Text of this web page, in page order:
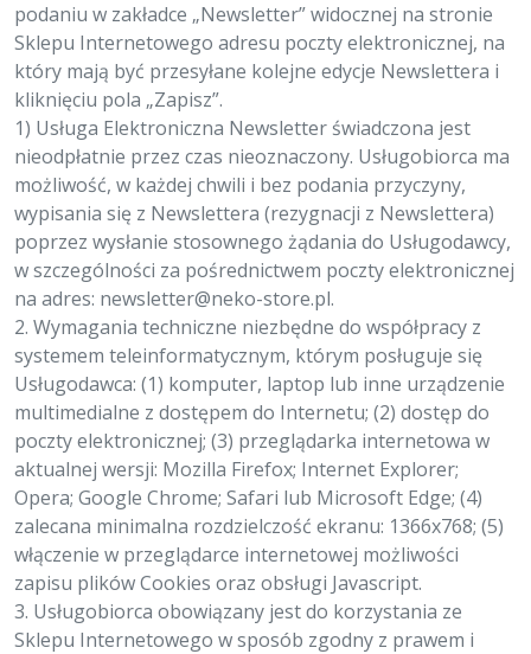
podaniu w zakładce „Newsletter” widocznej na stronie
Sklepu Internetowego adresu poczty elektronicznej, na
który mają być przesyłane kolejne edycje Newslettera i
kliknięciu pola „Zapisz”.
1) Usługa Elektroniczna Newsletter świadczona jest
nieodpłatnie przez czas nieoznaczony. Usługobiorca ma
możliwość, w każdej chwili i bez podania przyczyny,
wypisania się z Newslettera (rezygnacji z Newslettera)
poprzez wysłanie stosownego żądania do Usługodawcy,
w szczególności za pośrednictwem poczty elektronicznej
na adres: newsletter@neko-store.pl.
2. Wymagania techniczne niezbędne do współpracy z
systemem teleinformatycznym, którym posługuje się
Usługodawca: (1) komputer, laptop lub inne urządzenie
multimedialne z dostępem do Internetu; (2) dostęp do
poczty elektronicznej; (3) przeglądarka internetowa w
aktualnej wersji: Mozilla Firefox; Internet Explorer;
Opera; Google Chrome; Safari lub Microsoft Edge; (4)
zalecana minimalna rozdzielczość ekranu: 1366x768; (5)
włączenie w przeglądarce internetowej możliwości
zapisu plików Cookies oraz obsługi Javascript.
3. Usługobiorca obowiązany jest do korzystania ze
Sklepu Internetowego w sposób zgodny z prawem i